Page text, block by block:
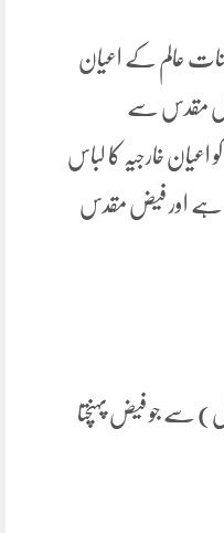
عالم کے اعیان
فيض مقدس سے
خارجیہ کا لباس
ہے اور فیض مقدس
سے جو فیض پہنچتا